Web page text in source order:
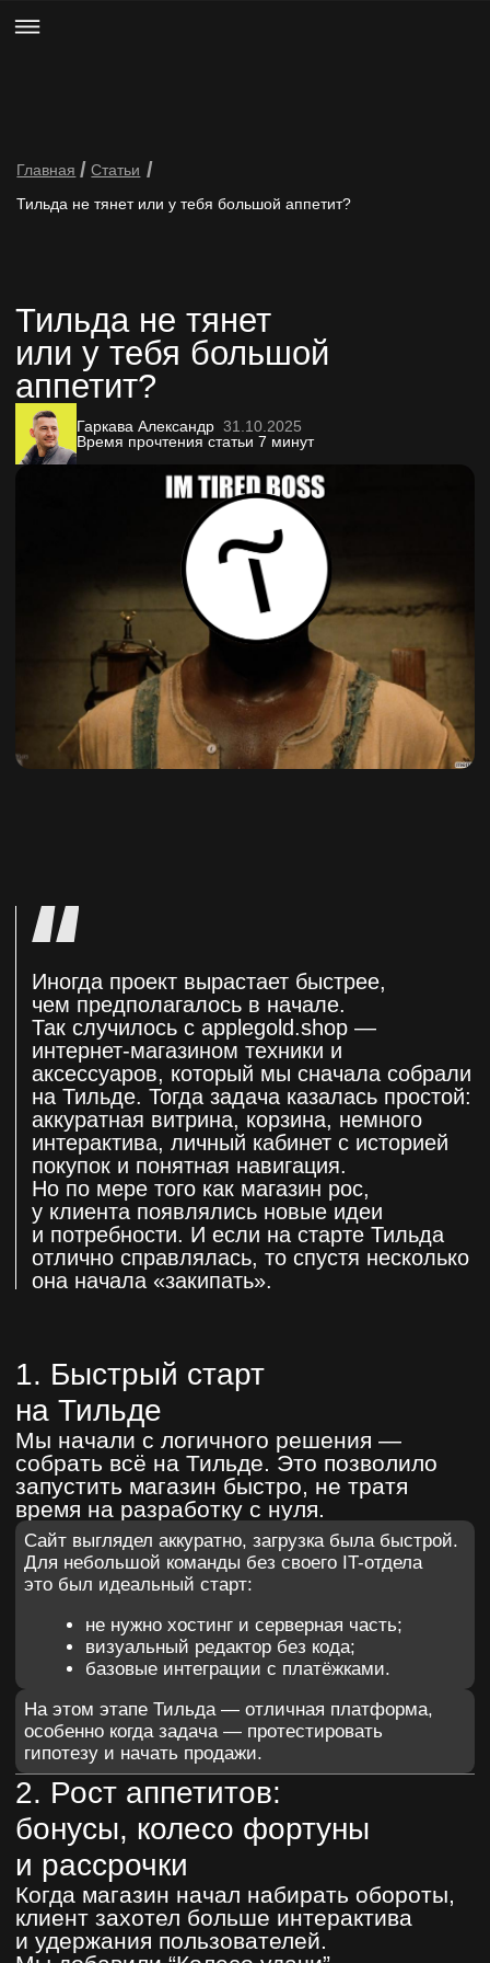
Иногда проект вырастает быстрее,
чем предполагалось в начале.
Так случилось с applegold.shop —
интернет-магазином техники и
аксессуаров, который мы сначала собрали
на Тильде. Тогда задача казалась простой:
аккуратная витрина, корзина, немного
интерактива, личный кабинет с историей
покупок и понятная навигация.
Но по мере того как магазин рос,
у клиента появлялись новые идеи
и потребности. И если на старте Тильда
отлично справлялась, то спустя несколько
она начала «закипать».
1. Быстрый старт
на Тильде
Мы начали с логичного решения —
собрать всё на Тильде. Это позволило
базовые интеграции с платёжками.
На этом этапе Тильда — отличная платформа,
гипотезу и начать продажи.
2. Рост аппетитов:
бонусы, колесо фортуны
и рассрочки
Когда магазин начал набирать обороты,
клиент захотел больше интерактива
и удержания пользователей.
Мы добавили “Колесо удачи” —
после покупки можно было крутить его
и получать случайный бонус.
Затем появилась идея накопительных
бонусов, чтобы покупатели могли видеть
историю заказов и свои накопления.
Ну и «вишенка на торте» - парсер цен
конкурентов, чтобы не приходилось
вручную их менять когда они демпингуют
наш маленький Калининградский рынок.
И тут мы столкнулись с первой проблемой:
докупать хостинг;
писать отдельный backend для бонусов; ;
городить админку с учётом
пользователей;
писать динамический парсер цен.
Всё это работало, но “на честном слове”:
где-то терялись данные, где-то
не обновлялся баланс, иногда сайт
просто зависал от лишних скриптов.
3. Интеграция со складом
и начало хаоса
Следующий шаг — связать магазин
с “Мой Склад”, чтобы подтягивать остатки
Технически мы это реализовали,
но Тильда не предназначена
для стабильных API-интеграций.
Когда система начала обмениваться десятками
запросов в минуту, всё стало ломаться:
цены не обновлялись вовремя;
синхронизация зависала;
заказ мог “потеряться” между системами.
Это был момент, когда стало ясно:
мы дошли до предела возможностей
Тильды. Она все…